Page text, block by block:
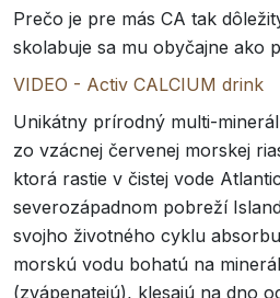
Prečo je pre más CA tak
skolabuje sa mu obyčajne ako
VIDEO - Activ CALCIUM drink
Unikátny prírodný multi-
zo vzácnej červenej morskej
ktorá rastie v čistej vode
severozápadnom pobreží
svojho životného cyklu
morskú vodu bohatú na
(zvápenatejú), klesajú na dno